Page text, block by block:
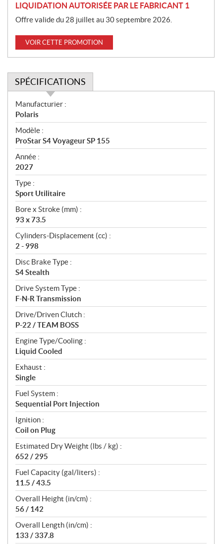
LIQUIDATION AUTORISÉE PAR LE FABRICANT 1
Offre valide du 28 juillet au 30 septembre 2026.
VOIR CETTE PROMOTION
SPÉCIFICATIONS
S
p
é
c
i
f
i
c
a
t
i
o
n
s
Manufacturier :
Polaris
Modèle :
ProStar S4 Voyageur SP 155
Année :
2027
Type :
Sport Utilitaire
Bore x Stroke (mm) :
93 x 73.5
Cylinders-Displacement (cc) :
2 - 998
Disc Brake Type :
S4 Stealth
Drive System Type :
F-N-R Transmission
Drive/Driven Clutch :
P-22 / TEAM BOSS
Engine Type/Cooling :
Liquid Cooled
Exhaust :
Single
Fuel System :
Sequential Port Injection
Ignition :
Coil on Plug
Estimated Dry Weight (lbs / kg) :
652 / 295
Fuel Capacity (gal/liters) :
11.5 / 43.5
Overall Height (in/cm) :
56 / 142
Overall Length (in/cm) :
133 / 337.8